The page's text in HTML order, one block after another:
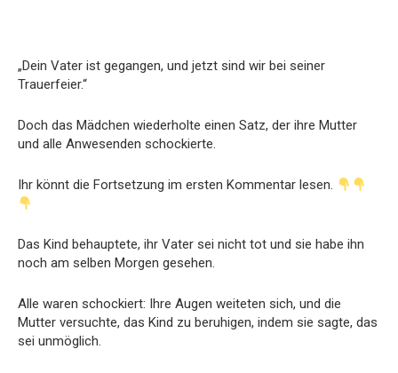
„Dein Vater ist gegangen, und jetzt sind wir bei seiner
Trauerfeier.“
Doch das Mädchen wiederholte einen Satz, der ihre Mutter
und alle Anwesenden schockierte.
Ihr könnt die Fortsetzung im ersten Kommentar lesen.
Das Kind behauptete, ihr Vater sei nicht tot und sie habe ihn
noch am selben Morgen gesehen.
Alle waren schockiert: Ihre Augen weiteten sich, und die
Mutter versuchte, das Kind zu beruhigen, indem sie sagte, das
sei unmöglich.